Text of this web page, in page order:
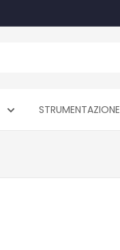
STRUMENTAZIONE